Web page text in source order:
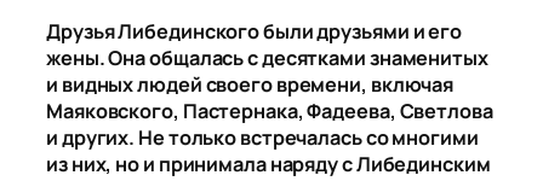
Друзья Либединского были друзьями и его
жены. Она общалась с десятками знаменитых
и видных людей своего времени, включая
Маяковского, Пастернака, Фадеева, Светлова
и других. Не только встречалась со многими
из них, но и принимала наряду с Либединским